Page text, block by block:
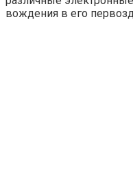
вождения в его